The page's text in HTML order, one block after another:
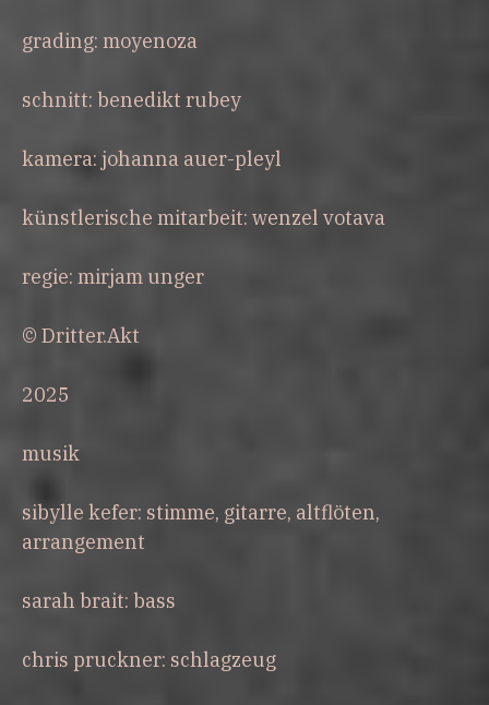
grading: moyenoza
schnitt: benedikt rubey
kamera: johanna auer-pleyl
künstlerische mitarbeit: wenzel votava
regie: mirjam unger
© Dritter.Akt
2025
musik
sibylle kefer: stimme, gitarre, altflöten,
arrangement
sarah brait: bass
chris pruckner: schlagzeug